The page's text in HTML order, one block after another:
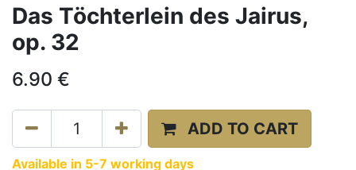
Das Töchterlein des Jairus,
op. 32
6.90 €
ADD TO CART
Available in 5-7 working days